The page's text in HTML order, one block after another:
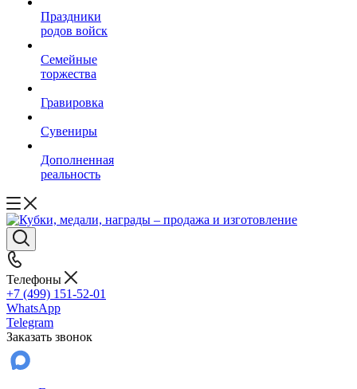
Праздники
родов войск
Семейные
торжества
Гравировка
Сувениры
Дополненная
реальность
Телефоны
+7 (499) 151-52-01
WhatsApp
Telegram
Заказать звонок